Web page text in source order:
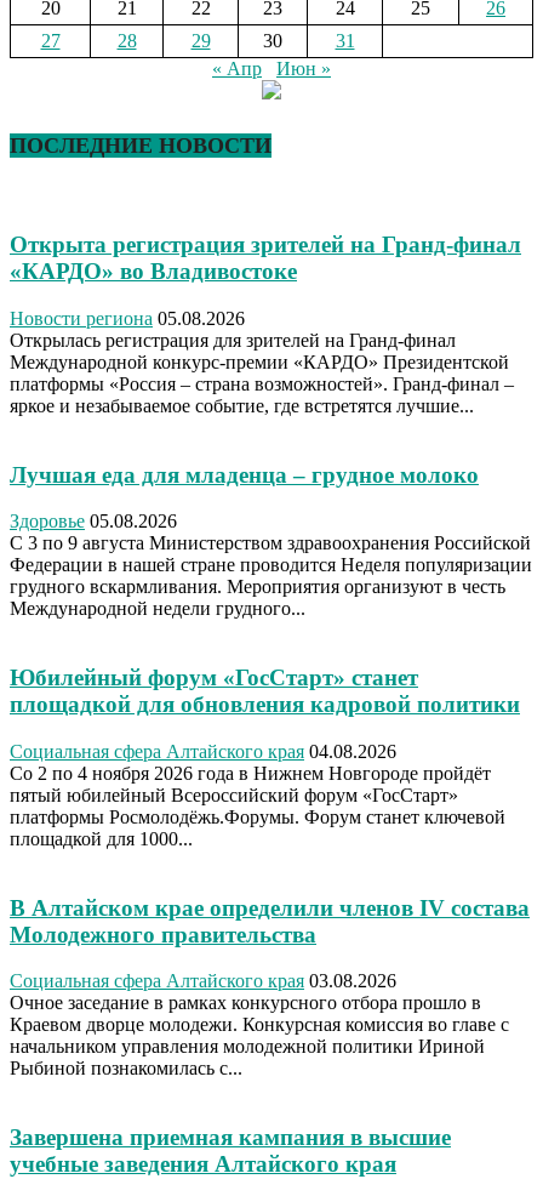
20 21 22 23 24 25
26
27
28 29 30
31
« Апр
Июн »
ПОСЛЕДНИЕ НОВОСТИ
Открыта регистрация зрителей на Гранд-финал
«КАРДО» во Владивостоке
Новости региона 05.08.2026
Открылась регистрация для зрителей на Гранд-финал
Международной конкурс-премии «КАРДО» Президентской
платформы «Россия – страна возможностей». Гранд-финал –
яркое и незабываемое событие, где встретятся лучшие...
Лучшая еда для младенца – грудное молоко
Здоровье 05.08.2026
С 3 по 9 августа Министерством здравоохранения Российской
Федерации в нашей стране проводится Неделя популяризации
грудного вскармливания. Мероприятия организуют в честь
Международной недели грудного...
Юбилейный форум «ГосСтарт» станет
площадкой для обновления кадровой политики
Социальная сфера Алтайского края 04.08.2026
Со 2 по 4 ноября 2026 года в Нижнем Новгороде пройдёт
пятый юбилейный Всероссийский форум «ГосСтарт»
платформы Росмолодёжь.Форумы. Форум станет ключевой
площадкой для 1000...
В Алтайском крае определили членов IV состава
Молодежного правительства
Социальная сфера Алтайского края 03.08.2026
Очное заседание в рамках конкурсного отбора прошло в
Краевом дворце молодежи. Конкурсная комиссия во главе с
начальником управления молодежной политики Ириной
Рыбиной познакомилась с...
Завершена приемная кампания в высшие
учебные заведения Алтайского края